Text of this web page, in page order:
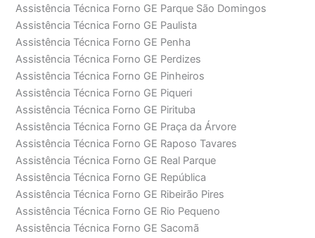
Assistência Técnica Forno GE Parque São Domingos
Assistência Técnica Forno GE Paulista
Assistência Técnica Forno GE Penha
Assistência Técnica Forno GE Perdizes
Assistência Técnica Forno GE Pinheiros
Assistência Técnica Forno GE Piqueri
Assistência Técnica Forno GE Pirituba
Assistência Técnica Forno GE Praça da Árvore
Assistência Técnica Forno GE Raposo Tavares
Assistência Técnica Forno GE Real Parque
Assistência Técnica Forno GE República
Assistência Técnica Forno GE Ribeirão Pires
Assistência Técnica Forno GE Rio Pequeno
Assistência Técnica Forno GE Sacomã